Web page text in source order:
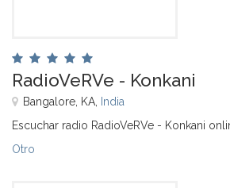
RadioVeRVe - Konkani
Bangalore, KA, India
Escuchar radio RadioVeRVe - Konkani
Otro